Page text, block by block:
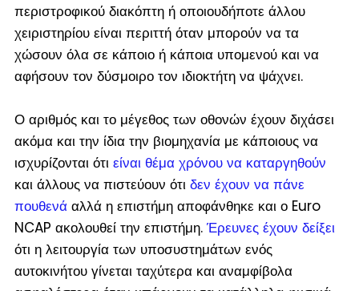
περιστροφικού διακόπτη ή οποιουδήποτε άλλου
χειριστηρίου είναι περιττή όταν μπορούν να τα
χώσουν όλα σε κάποιο ή κάποια υπομενού και να
αφήσουν τον δύσμοιρο τον ιδιοκτήτη να ψάχνει.
Ο αριθμός και το μέγεθος των οθονών έχουν διχάσει
ακόμα και την ίδια την βιομηχανία με κάποιους να
ισχυρίζονται ότι είναι θέμα χρόνου να καταργηθούν
και άλλους να πιστεύουν ότι δεν έχουν να πάνε
πουθενάαλλά η επιστήμη αποφάνθηκε και ο Euro
NCAP ακολουθεί την επιστήμη. Έρευνες έχουν δείξει
ότι η λειτουργία των υποσυστημάτων ενός
αυτοκινήτου γίνεται ταχύτερα και αναμφίβολα